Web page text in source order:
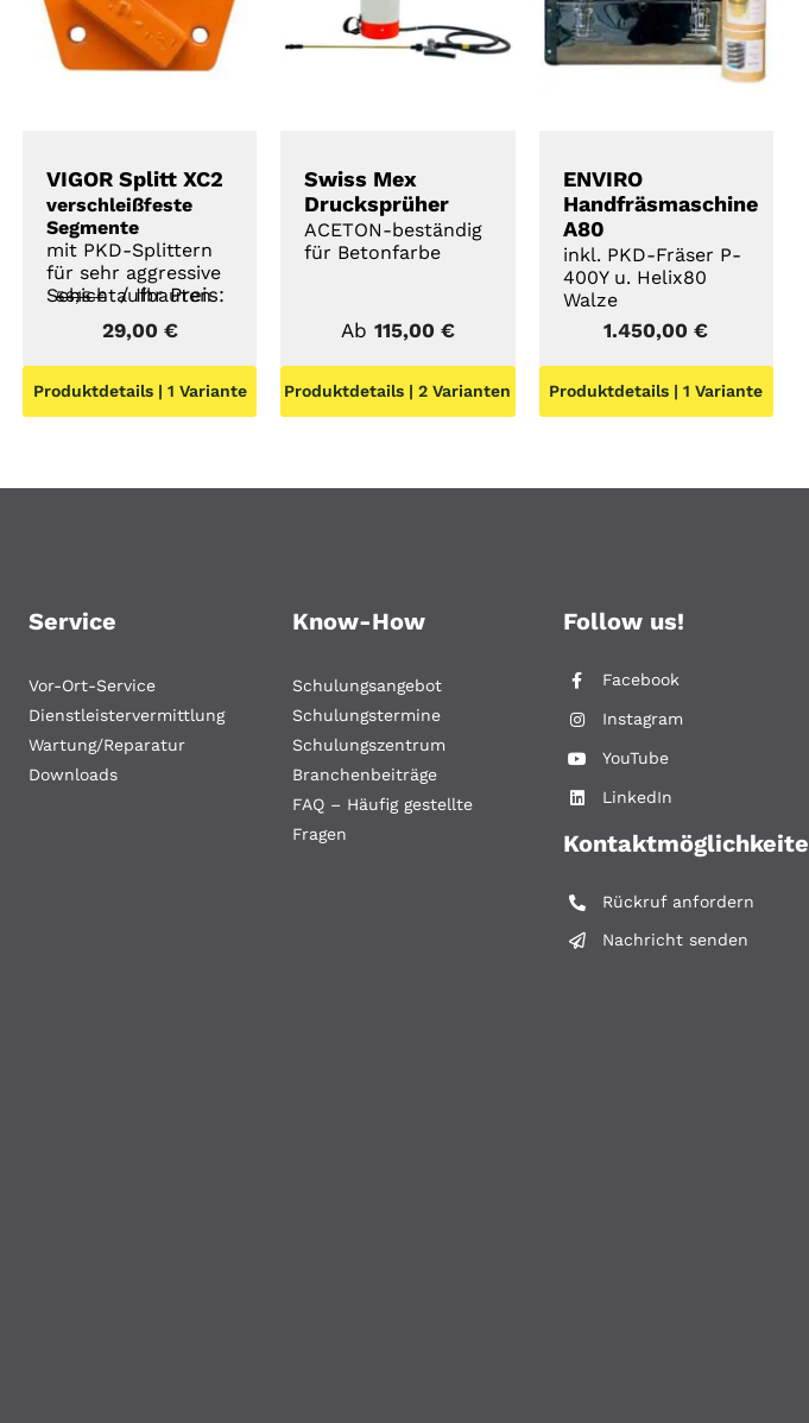
VIGOR Splitt XC2
verschleißfeste
Segmente
mit PKD-Splittern
für sehr aggressive
Schichtaufbauten
56,15€
Ursprünglicher
Preis
war:
56,15 €
/ Ihr Preis:
29,00 €Aktueller
Preis
ist:
Produktdetails | 1 Variante
Swiss Mex
Drucksprüher
ACETON-beständig
für Betonfarbe
Ab 115,00 €
Produktdetails | 2 Varianten
ENVIRO
Handfräsmaschine
A80
inkl. PKD-Fräser P-
400Y u. Helix80
Walze
1.450,00€
Produktdetails | 1 Variante
Service
Vor-Ort-Service
Dienstleistervermittlung
Wartung/Reparatur
Downloads
Know-How
Schulungsangebot
Schulungstermine
Schulungszentrum
Branchenbeiträge
FAQ – Häufig gestellte
Fragen
Follow us!
Facebook
Instagram
YouTube
LinkedIn
Rückruf anfordern
Nachricht senden